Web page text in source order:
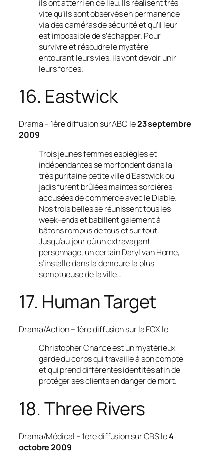
ils ont atterri en ce lieu. Ils réalisent très
vite qu’ils sont observés en permanence
via des caméras de sécurité et qu’il leur
est impossible de s’échapper. Pour
survivre et résoudre le mystère
entourant leurs vies, ils vont devoir unir
leurs forces.
16. Eastwick
Drama– 1ère diffusion sur ABC le23 septembre
2009
Trois jeunes femmes espiègles et
indépendantes se morfondent dans la
très puritaine petite ville d’Eastwick ou
jadis furent brûlées maintes sorcières
accusées de commerce avec le Diable.
Nos trois belles se réunissent tous les
week-ends et babillent gaiement à
bâtons rompus de tous et sur tout.
Jusqu’au jour où un extravagant
personnage, un certain Daryl van Horne,
s’installe dans la demeure la plus
somptueuse de la ville…
17. Human Target
Drama/Action– 1ère diffusion sur la FOX le
Christopher Chance est un mystérieux
garde du corps qui travaille à son compte
et qui prend différentes identités afin de
protéger ses clients en danger de mort.
18. Three Rivers
Drama/Médical – 1ère diffusion sur CBS le4
octobre 2009